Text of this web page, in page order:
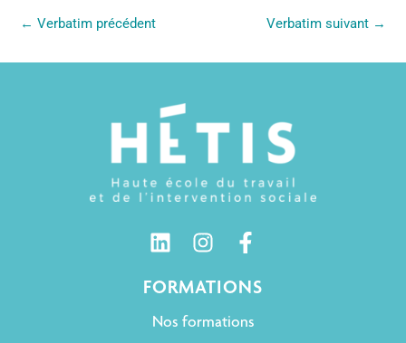
← Verbatim précédent Verbatim suivant →
FORMATIONS
Nos formations